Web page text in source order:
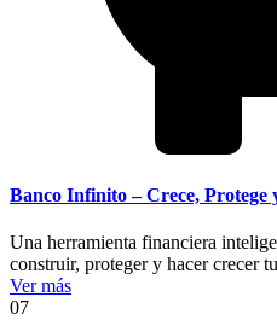
Banco Infinito – Crece,
Una herramienta financiera
construir, proteger y hacer crecer
Ver más
07